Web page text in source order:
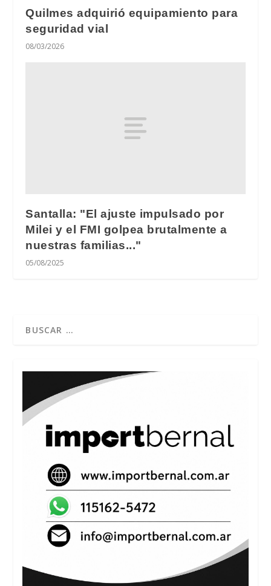
Quilmes adquirió equipamiento para
seguridad vial
08/03/2026
Santalla: "El ajuste impulsado por
Milei y el FMI golpea brutalmente a
nuestras familias..."
05/08/2025